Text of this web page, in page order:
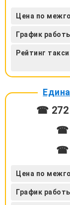
Цена по
График
Рейтинг
☎ 272
☎
☎
Цена по
График